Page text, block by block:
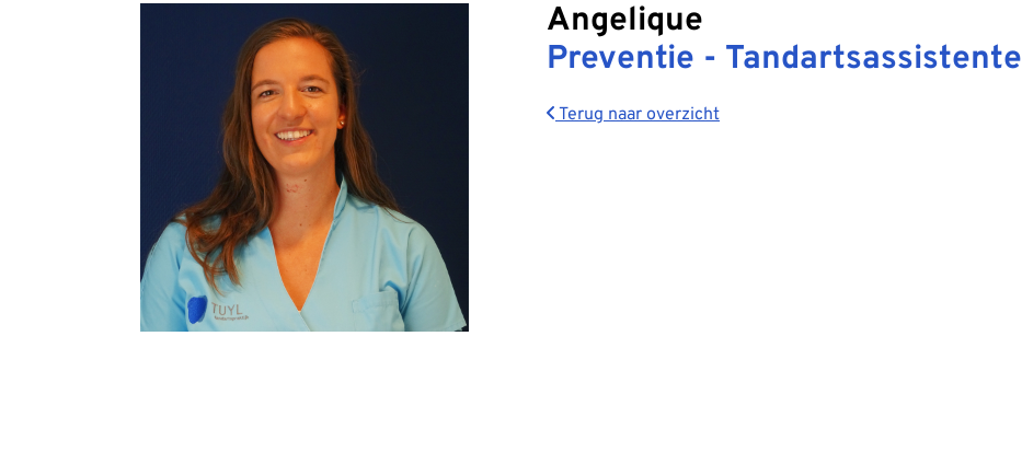
Angelique
Preventie - Tandartsassistente
Terug naar overzicht